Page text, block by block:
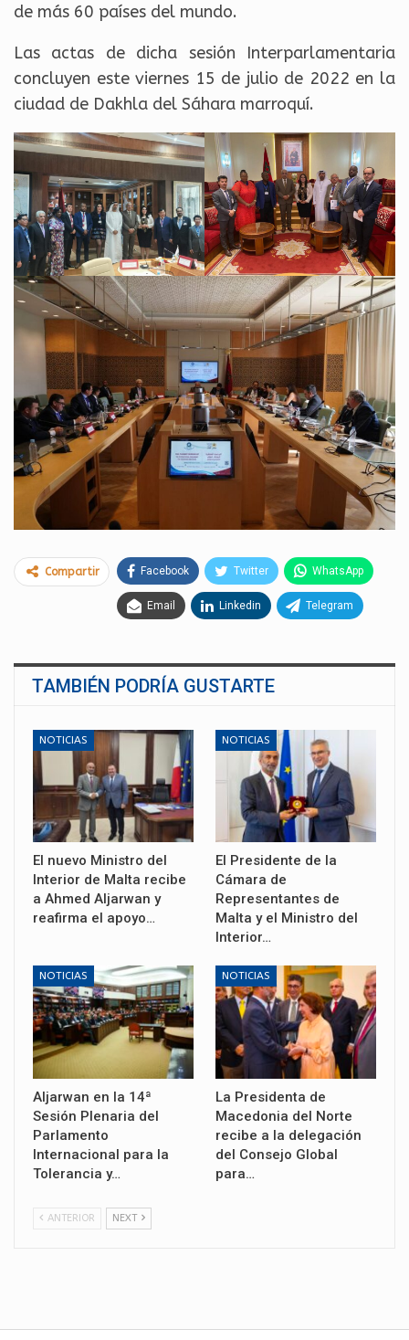
de más 60 países del mundo.
Las actas de dicha sesión Interparlamentaria
concluyen este viernes 15 de julio de 2022 en la
ciudad de Dakhla del Sáhara marroquí.
Compartir Facebook Twitter WhatsApp
Email Linkedin Telegram
TAMBIÉN PODRÍA GUSTARTE
NOTICIAS
El nuevo Ministro del
Interior de Malta recibe
a Ahmed Aljarwan y
reafirma el apoyo…
NOTICIAS
El Presidente de la
Cámara de
Representantes de
Malta y el Ministro del
Interior…
NOTICIAS
Aljarwan en la 14ª
Sesión Plenaria del
Parlamento
Internacional para la
Tolerancia y…
NOTICIAS
La Presidenta de
Macedonia del Norte
recibe a la delegación
del Consejo Global
para…
ANTERIOR NEXT